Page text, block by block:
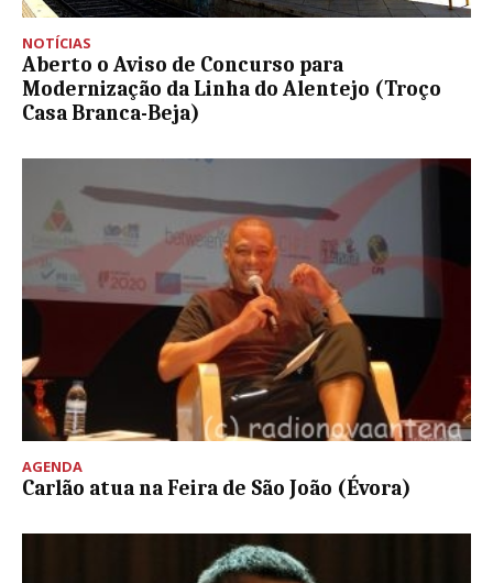
NOTÍCIAS
Aberto o Aviso de Concurso para
Modernização da Linha do Alentejo (Troço
Casa Branca-Beja)
AGENDA
Carlão atua na Feira de São João (Évora)